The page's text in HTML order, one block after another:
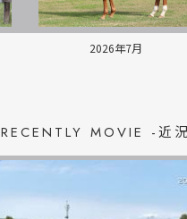
2026年7月
RECENTLY MOVIE -近